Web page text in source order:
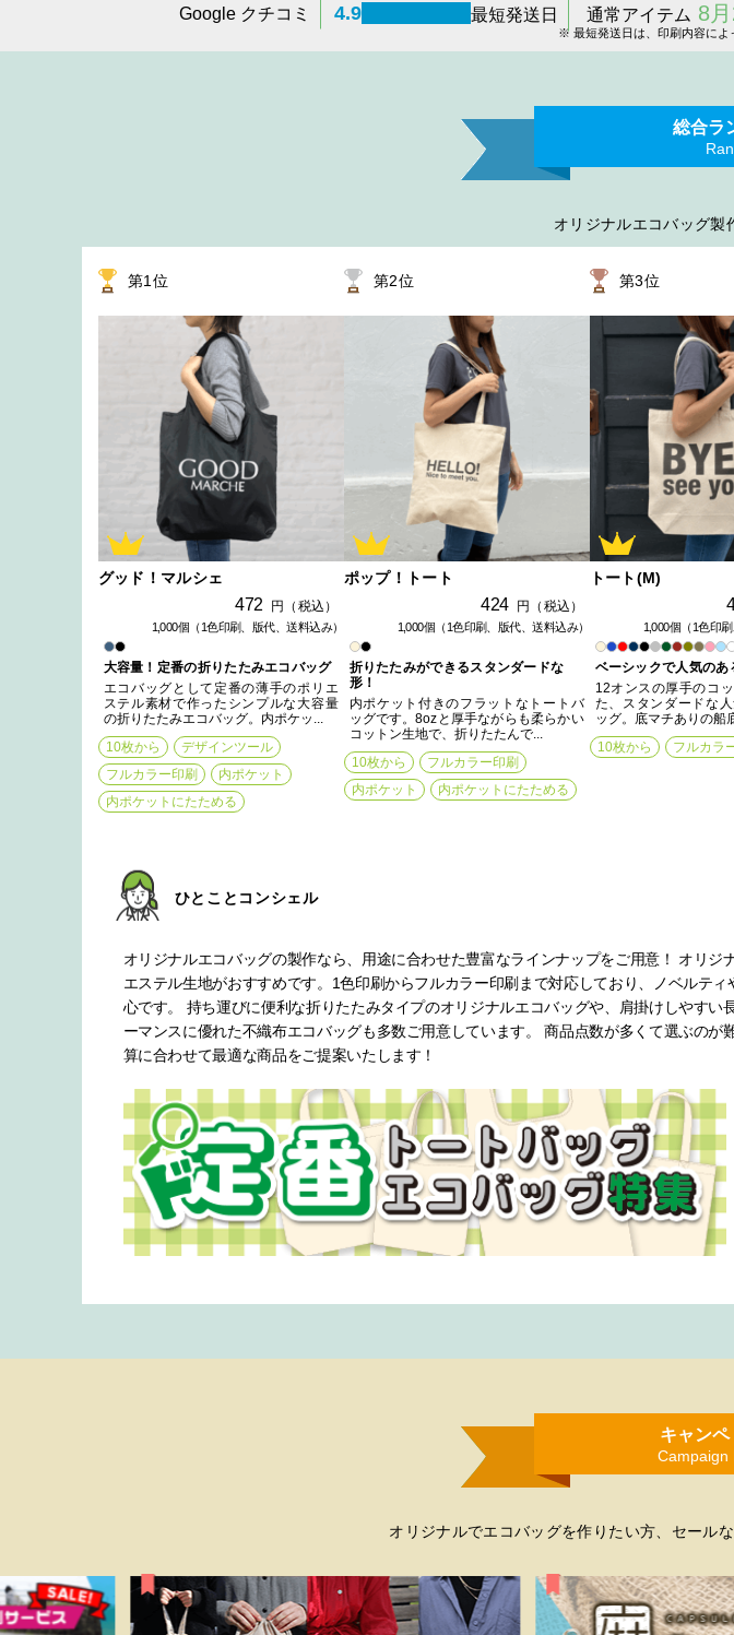
Google クチコミ 4.9 最短発送日 通常アイテム 8
※ 最短発送日は、印刷内容によ
総合ラ
オリジナルエコバッグ製
第1 位
グッド！マルシェ
472 円（税込）
1,000個（1色印刷、版代、送料込み）
大容量！定番の折りたたみエコバッグ
エコバッグとして定番の薄手のポリエ
ステル素材で作ったシンプルな大容量
の折りたたみエコバッグ。内ポケッ...
10枚から
デザインツール
フルカラー印刷
内ポケット
内ポケットにたためる
第2位
ポップ！トート
424 円（税込）
1,000個（1色印刷、版代、送料込み）
折りたたみができるスタンダードな
形！
内ポケット付きのフラットなトートバ
ッグです。8ozと厚手ながらも柔らかい
コットン生地で、折りたたんで...
10枚から
フルカラー印刷
内ポケット
内ポケットにたためる
第3位
トート(M)
1,000個（1色印
ベーシックで人気のあ
12オンスの厚手のコ
た、スタンダードな
ッグ。底マチありの船
10枚から
フルカラ
ひとことコンシェル
オリジナルエコバッグの製作なら、用途に合わせた豊富なラインナップをご用意！ オリ
エステル生地がおすすめです。1色印刷からフルカラー印刷まで対応しており、ノベルテ
心です。 持ち運びに便利な折りたたみタイプのオリジナルエコバッグや、肩掛けしやす
ーマンスに優れた不織布エコバッグも多数ご用意しています。 商品点数が多くて選ぶの
算に合わせて最適な商品をご提案いたします！
キャンペ
Campaign
オリジナルでエコバッグを作りたい方、セール